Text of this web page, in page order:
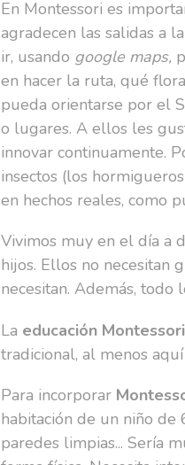
En Montessori es
agradecen las salidas a
ir, usando google maps,
en hacer la ruta, qué
pueda orientarse por el
o lugares. A ellos les
innovar continuamente.
insectos (los
en hechos reales, como
Vivimos muy en el día a
hijos. Ellos no necesitan
necesitan. Además, todo
La educación Montessori
tradicional, al menos aquí
Para incorporar
habitación de un niño de
paredes limpias... Sería